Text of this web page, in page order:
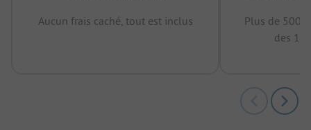
Aucun frais caché, tout est inclus
Plus de
des 12